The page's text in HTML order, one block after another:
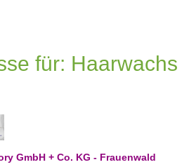
für: Haarwachs
GmbH + Co. KG - Frauenwald